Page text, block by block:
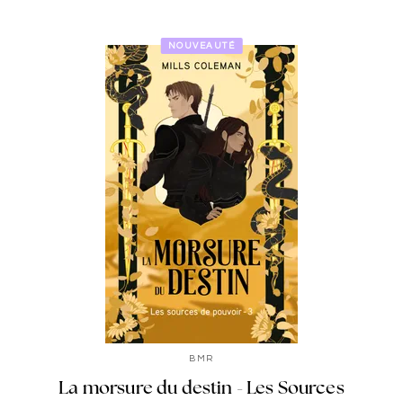
NOUVEAUTÉ
BMR
La morsure du destin - Les Sources